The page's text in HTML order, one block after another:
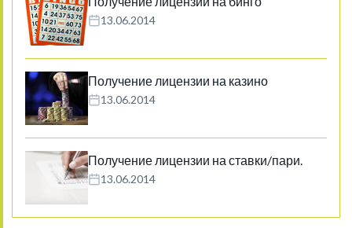
13.06.2014
Получение лицензии на казино
13.06.2014
Получение лицензии на ставки/пари.
13.06.2014